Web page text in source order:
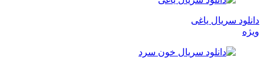
دانلود سریال یاغی
ویژه